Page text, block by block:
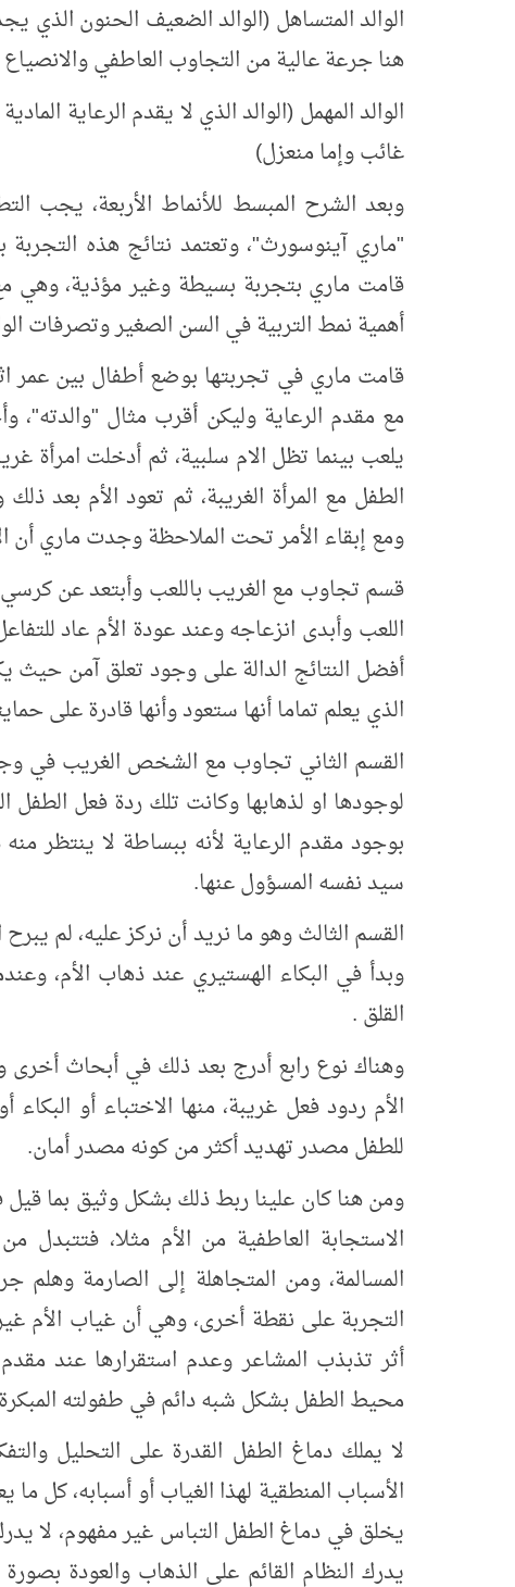
الوالد المتساهل (الوالد الضعيف الحنون
هنا جرعة عالية من التجاوب العاطفي والانصياع
الوالد المهمل (الوالد الذي لا يقدم الرعاية
غائب وإما منعزل)
وبعد الشرح المبسط للأنماط الأربعة، يجب
"ماري آينوسورث"، وتعتمد نتائج هذه التجربة
قامت ماري بتجربة بسيطة وغير مؤذية، وهي
أهمية نمط التربية في السن الصغير وتصرفات
قامت ماري في تجربتها بوضع أطفال بين عمر
مع مقدم الرعاية وليكن أقرب مثال
يلعب بينما تظل الام سلبية، ثم أدخلت امرأة
الطفل مع المرأة الغريبة، ثم تعود الأم بعد
ومع إبقاء الأمر تحت الملاحظة وجدت ماري أن
قسم تجاوب مع الغريب باللعب وأبتعد عن
اللعب وأبدى انزعاجه وعند عودة الأم عاد
أفضل النتائج الدالة على وجود تعلق آمن حيث
الذي يعلم تماما أنها ستعود وأنها قادرة على
القسم الثاني تجاوب مع الشخص الغريب في
لوجودها او لذهابها وكانت تلك ردة فعل الطفل
بوجود مقدم الرعاية لأنه ببساطة لا ينتظر
سيد نفسه المسؤول عنها.
القسم الثالث وهو ما نريد أن نركز عليه، لم
وبدأ في البكاء الهستيري عند ذهاب الأم،
القلق .
وهناك نوع رابع أدرج بعد ذلك في أبحاث
الأم ردود فعل غريبة، منها الاختباء أو
للطفل مصدر تهديد أكثر من كونه مصدر أمان.
ومن هنا كان علينا ربط ذلك بشكل وثيق بما قيل
الاستجابة العاطفية من الأم مثلا، فتتبدل
المسالمة، ومن المتجاهلة إلى الصارمة وهلم
التجربة على نقطة أخرى، وهي أن غياب الأم غير
أثر تذبذب المشاعر وعدم استقرارها عند
محيط الطفل بشكل شبه دائم في طفولته
لا يملك دماغ الطفل القدرة على التحليل
الأسباب المنطقية لهذا الغياب أو أسبابه، كل
يخلق في دماغ الطفل التباس غير مفهوم، لا
يدرك النظام القائم على الذهاب والعودة